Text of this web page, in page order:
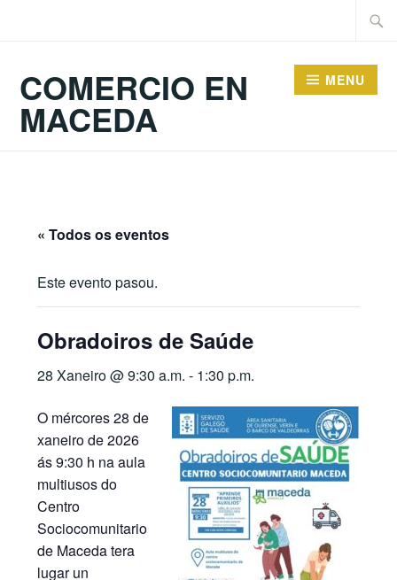
COMERCIO EN
MACEDA
MENU
« Todos os eventos
Este evento pasou.
Obradoiros de Saúde
28 Xaneiro @ 9:30 a.m. - 1:30 p.m.
O mércores 28 de
xaneiro de 2026
ás 9:30 h na aula
multiusos do
Centro
Sociocomunitario
de Maceda tera
lugar un